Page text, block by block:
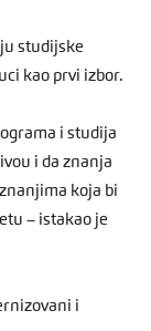
studijske
kao prvi izbor.
i studija
i da znanja
koja bi
– istakao je
i